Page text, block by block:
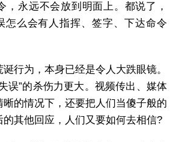
，永远不会放到明面上。都说了，
怎么会有人指挥、签字、下达命令
行为，本身已经是令人大跌眼镜。
误”的杀伤力更大。视频传出、媒体
的情况下，还要把人们当傻子般的
其他回应，人们又要如何去相信?